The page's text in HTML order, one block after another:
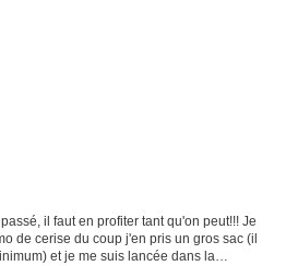
il faut en profiter tant qu'on peut!!! Je
de cerise du coup j'en pris un gros sac (il
et je me suis lancée dans la